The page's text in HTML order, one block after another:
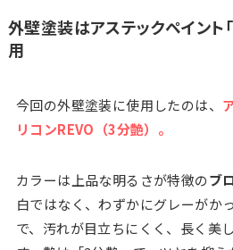
外壁塗装はアステックペイント
用
今回の外壁塗装に使用したのは、
リコンREVO（3分艶）。
カラーは上品な明るさが特徴のブ
白ではなく、わずかにグレーがか
で、汚れが目立ちにくく、長く美